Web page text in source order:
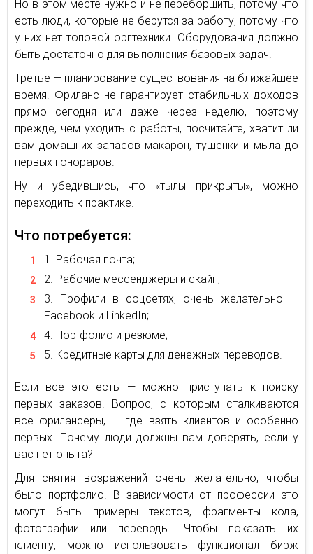
Но в этом месте нужно и не переборщить, потому что
есть люди, которые не берутся за работу, потому что
у них нет топовой оргтехники. Оборудования должно
быть достаточно для выполнения базовых задач.
Третье — планирование существования на ближайшее
время. Фриланс не гарантирует стабильных доходов
прямо сегодня или даже через неделю, поэтому
прежде, чем уходить с работы, посчитайте, хватит ли
вам домашних запасов макарон, тушенки и мыла до
первых гонораров.
Ну и убедившись, что «тылы прикрыты», можно
переходить к практике.
Что потребуется:
Рабочая почта;
Рабочие мессенджеры и скайп;
Профили в соцсетях, очень желательно —
Facebook и LinkedIn;
Портфолио и резюме;
Кредитные карты для денежных переводов.
Если все это есть — можно приступать к поиску
первых заказов. Вопрос, с которым сталкиваются
все фрилансеры, — где взять клиентов и особенно
первых. Почему люди должны вам доверять, если у
вас нет опыта?
Для снятия возражений очень желательно, чтобы
было портфолио. В зависимости от профессии это
могут быть примеры текстов, фрагменты кода,
фотографии или переводы. Чтобы показать их
клиенту, можно использовать функционал бирж